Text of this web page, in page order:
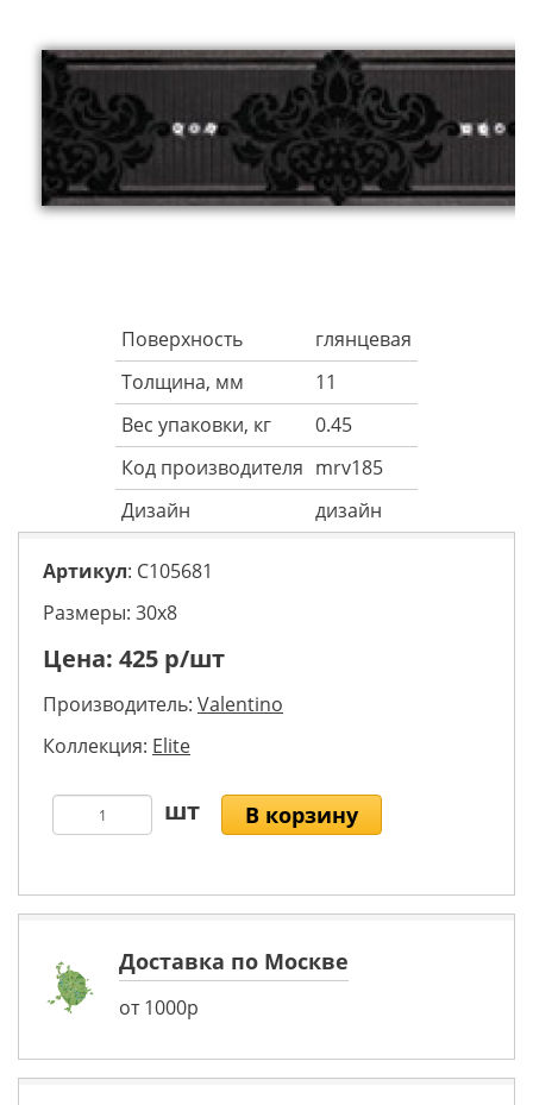
Поверхность
глянцевая
Толщина, мм
11
Вес упаковки, кг
0.45
Код производителя mrv185
Дизайн
дизайн
Артикул: C105681
Размеры: 30х8
Цена: 425 р/шт
Производитель: Valentino
Коллекция: Elite
В корзину
Доставка по Москве
от 1000р